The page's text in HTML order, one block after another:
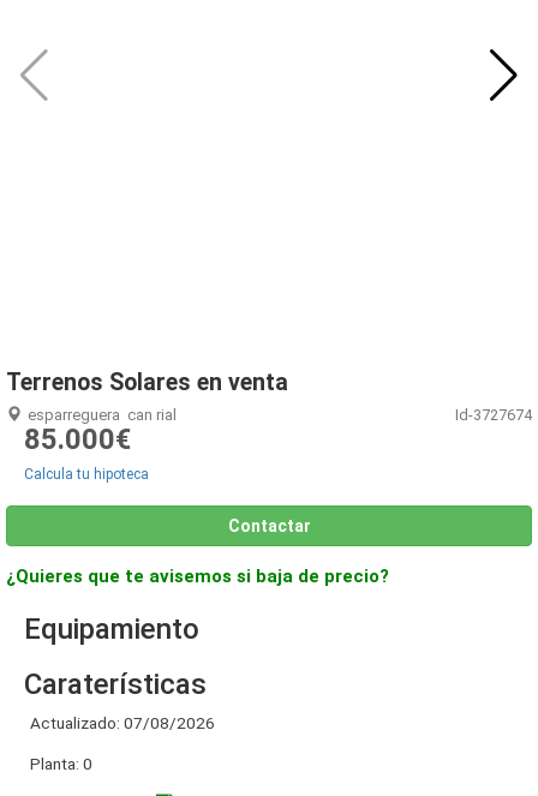
Terrenos Solares en venta
esparreguera can rial Id-3727674
85.000€
Calcula tu hipoteca
Contactar
¿Quieres que te avisemos si baja de precio?
Equipamiento
Caraterísticas
Actualizado: 07/08/2026
Planta: 0